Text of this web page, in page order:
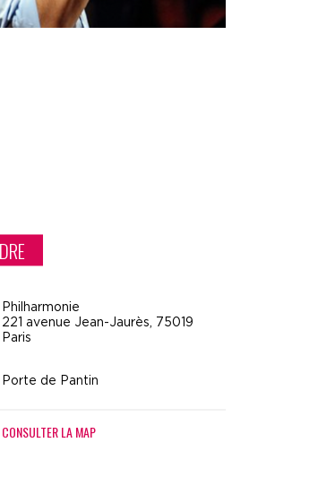
Philharmonie
221 avenue Jean-Jaurès, 75019
Paris
Porte de Pantin
CONSULTER LA MAP